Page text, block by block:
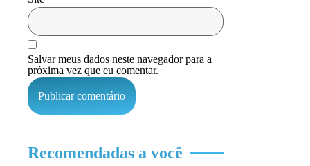
Salvar meus dados neste navegador para a
próxima vez que eu comentar.
Recomendadas a você